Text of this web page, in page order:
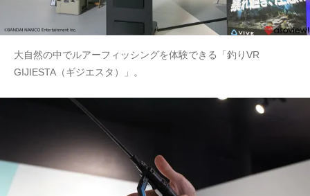
大自然の中でルアーフィッシングを体験できる「釣りVR
GIJIESTA（ギジエスタ）」。